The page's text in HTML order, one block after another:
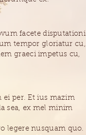
facete disputationi
tempor gloriatur cu,
graeci impetus cu,
ei per. Et ius mazim
sea, ex mel minim
legere nusquam quo.